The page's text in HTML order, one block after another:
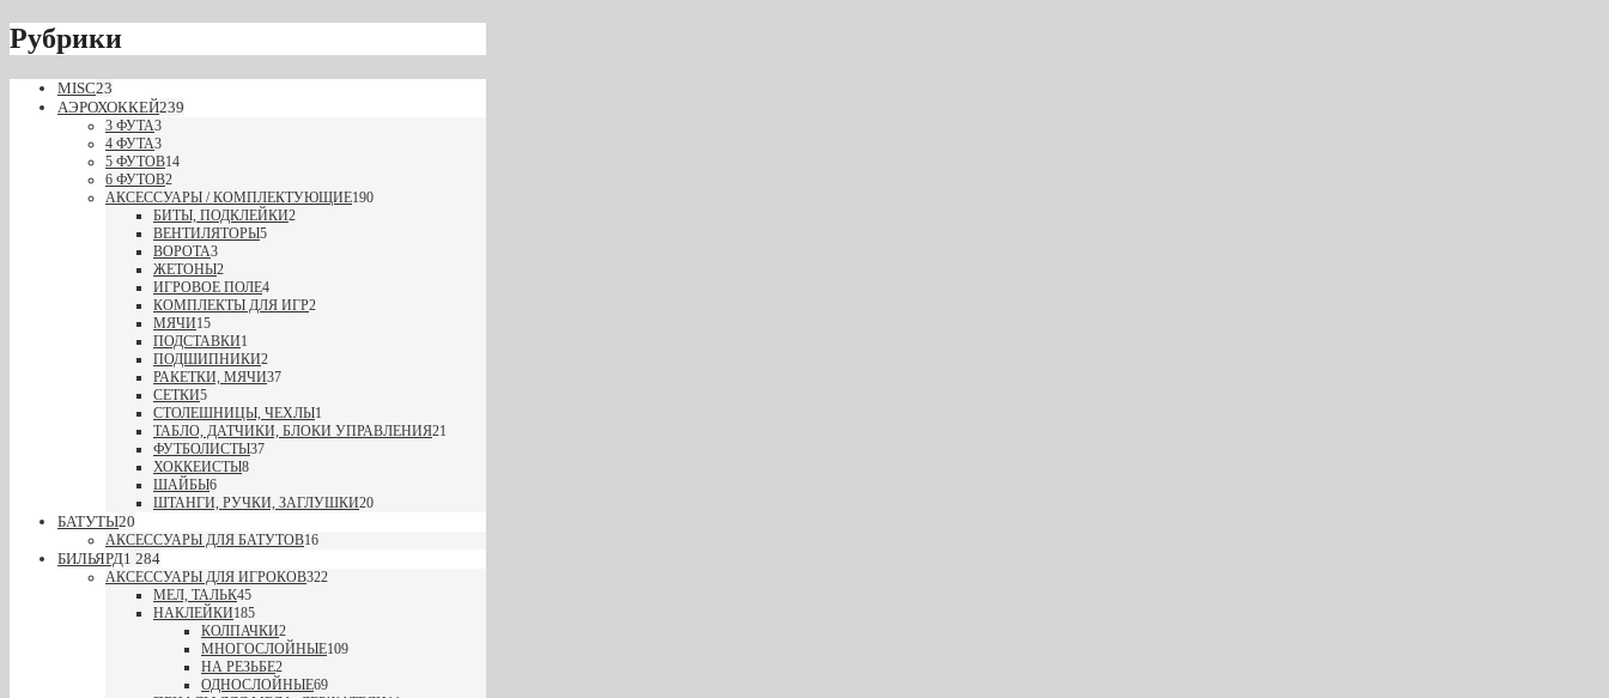
Рубрики
MISC23
АЭРОХОККЕЙ239
3 ФУТА3
4 ФУТА3
5 ФУТОВ14
6 ФУТОВ2
АКСЕССУАРЫ / КОМПЛЕКТУЮЩИЕ190
БИТЫ, ПОДКЛЕЙКИ2
ВЕНТИЛЯТОРЫ5
ВОРОТА3
ЖЕТОНЫ2
ИГРОВОЕ ПОЛЕ4
КОМПЛЕКТЫ ДЛЯ ИГР2
МЯЧИ15
ПОДСТАВКИ1
ПОДШИПНИКИ2
РАКЕТКИ, МЯЧИ37
СЕТКИ5
СТОЛЕШНИЦЫ, ЧЕХЛЫ1
ТАБЛО, ДАТЧИКИ, БЛОКИ УПРАВЛЕНИЯ21
ФУТБОЛИСТЫ37
ХОККЕИСТЫ8
ШАЙБЫ6
ШТАНГИ, РУЧКИ, ЗАГЛУШКИ20
БАТУТЫ20
АКСЕССУАРЫ ДЛЯ БАТУТОВ16
БИЛЬЯРД1 284
АКСЕССУАРЫ ДЛЯ ИГРОКОВ322
МЕЛ, ТАЛЬК45
НАКЛЕЙКИ185
КОЛПАЧКИ2
МНОГОСЛОЙНЫЕ109
НА РЕЗЬБЕ2
ОДНОСЛОЙНЫЕ69